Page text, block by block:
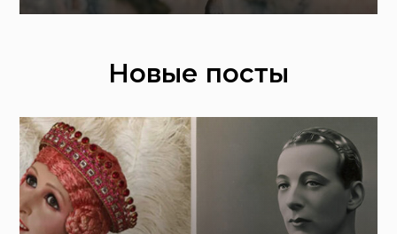
Новые посты